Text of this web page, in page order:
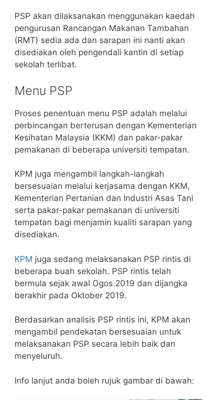
PSP akan dilaksanakan menggunakan kaedah
pengurusan Rancangan Makanan Tambahan
(RMT) sedia ada dan sarapan ini nanti akan
disediakan oleh pengendali kantin di setiap
sekolah terlibat.
Menu PSP
Proses penentuan menu PSP adalah melalui
perbincangan berterusan dengan Kementerian
Kesihatan Malaysia (KKM) dan pakar-pakar
pemakanan di beberapa universiti tempatan.
KPM juga mengambil langkah-langkah
bersesuaian melalui kerjasama dengan KKM,
Kementerian Pertanian dan Industri Asas Tani
serta pakar-pakar pemakanan di universiti
tempatan bagi menjamin kualiti sarapan yang
disediakan.
KPM juga sedang melaksanakan PSP rintis di
beberapa buah sekolah. PSP rintis telah
bermula sejak awal Ogos 2019 dan dijangka
berakhir pada Oktober 2019.
Berdasarkan analisis PSP rintis ini, KPM akan
mengambil pendekatan bersesuaian untuk
melaksanakan PSP secara lebih baik dan
menyeluruh.
Info lanjut anda boleh rujuk gambar di bawah: